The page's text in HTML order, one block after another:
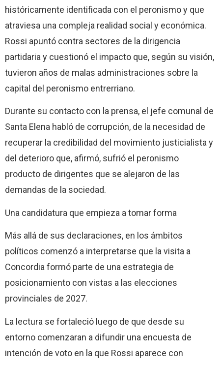
históricamente identificada con el peronismo y que
atraviesa una compleja realidad social y económica.
Rossi apuntó contra sectores de la dirigencia
partidaria y cuestionó el impacto que, según su visión,
tuvieron años de malas administraciones sobre la
capital del peronismo entrerriano.
Durante su contacto con la prensa, el jefe comunal de
Santa Elena habló de corrupción, de la necesidad de
recuperar la credibilidad del movimiento justicialista y
del deterioro que, afirmó, sufrió el peronismo
producto de dirigentes que se alejaron de las
demandas de la sociedad.
Una candidatura que empieza a tomar forma
Más allá de sus declaraciones, en los ámbitos
políticos comenzó a interpretarse que la visita a
Concordia formó parte de una estrategia de
posicionamiento con vistas a las elecciones
provinciales de 2027.
La lectura se fortaleció luego de que desde su
entorno comenzaran a difundir una encuesta de
intención de voto en la que Rossi aparece con